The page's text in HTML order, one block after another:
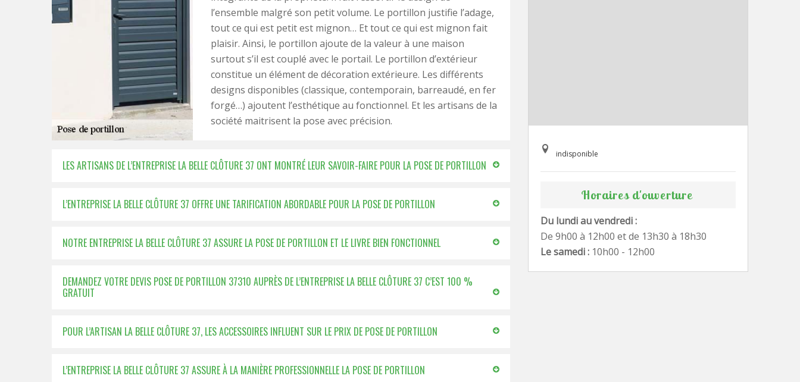
l’ensemble malgré son petit volume. Le portillon justifie l’adage,
tout ce qui est petit est mignon… Et tout ce qui est mignon fait
plaisir. Ainsi, le portillon ajoute de la valeur à une maison
surtout s’il est couplé avec le portail. Le portillon d’extérieur
constitue un élément de décoration extérieure. Les différents
designs disponibles (classique, contemporain, barreaudé, en fer
forgé…) ajoutent l’esthétique au fonctionnel. Et les artisans de la
société maitrisent la pose avec précision.
LES ARTISANS DE L’ENTREPRISE LA BELLE CLÔTURE 37 ONT MONTRÉ LEUR SAVOIR-FAIRE POUR LA POSE DE PORTILLON
L’ENTREPRISE LA BELLE CLÔTURE 37 OFFRE UNE TARIFICATION ABORDABLE POUR LA POSE DE PORTILLON
NOTRE ENTREPRISE LA BELLE CLÔTURE 37 ASSURE LA POSE DE PORTILLON ET LE LIVRE BIEN FONCTIONNEL
DEMANDEZ VOTRE DEVIS POSE DE PORTILLON 37310 AUPRÈS DE L’ENTREPRISE LA BELLE CLÔTURE 37 C’EST 100 %
GRATUIT
POUR L’ARTISAN LA BELLE CLÔTURE 37, LES ACCESSOIRES INFLUENT SUR LE PRIX DE POSE DE PORTILLON
L’ENTREPRISE LA BELLE CLÔTURE 37 ASSURE À LA MANIÈRE PROFESSIONNELLE LA POSE DE PORTILLON
indisponible
Horaires d'ouverture
Du lundi au vendredi :
De 9h00 à 12h00 et de 13h30 à 18h30
Le samedi : 10h00 - 12h00